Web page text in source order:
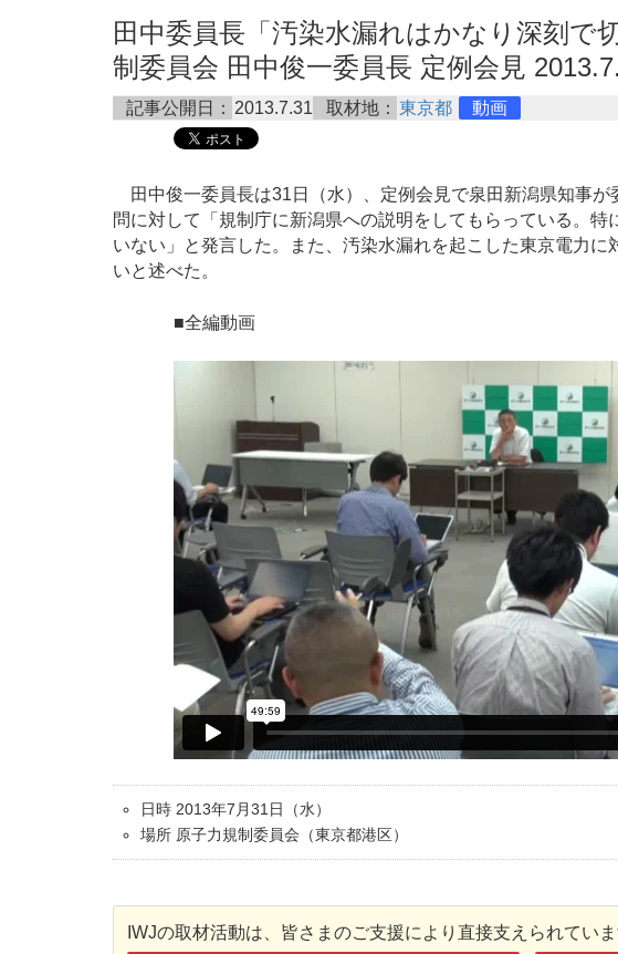
田中委員長「汚染水漏れはかなり深刻で
制委員会 田中俊一委員長 定例会見
記事公開日： 2013.7.31 取材地： 東京都 動画
田中俊一委員長は31日（水）、定例会見で泉田新潟県知事が
問に対して「規制庁に新潟県への説明をしてもらっている。
いない」と発言した。また、汚染水漏れを起こした東京電力
いと述べた。
■全編動画
日時 2013年7月31日（水）
場所 原子力規制委員会（東京都港区）
IWJの取材活動は、皆さまのご支援により直接支えられてい